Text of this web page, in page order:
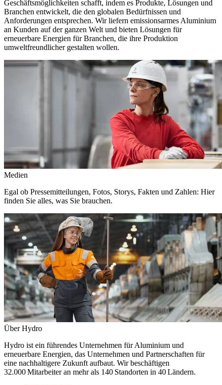
Geschäftsmöglichkeiten schafft, indem es Produkte, Lösungen und
Branchen entwickelt, die den globalen Bedürfnissen und
Anforderungen entsprechen. Wir liefern emissionsarmes Aluminium
an Kunden auf der ganzen Welt und bieten Lösungen für
erneuerbare Energien für Branchen, die ihre Produktion
umweltfreundlicher gestalten wollen.
Medien
Egal ob Pressemitteilungen, Fotos, Storys, Fakten und Zahlen: Hier
finden Sie alles, was Sie brauchen.
Über Hydro
Hydro ist ein führendes Unternehmen für Aluminium und
erneuerbare Energien, das Unternehmen und Partnerschaften für
eine nachhaltigere Zukunft aufbaut. Wir beschäftigen
32.000 Mitarbeiter an mehr als 140 Standorten in 40 Ländern.